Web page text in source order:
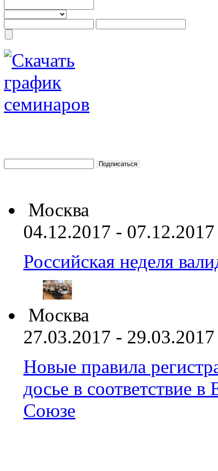
Москва
04.12.2017 - 07.12.2017
Российская неделя
Москва
27.03.2017 - 29.03.2017
Новые правила
досье в соответствие
Союзе